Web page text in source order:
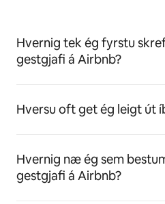
Hvernig tek ég fyrstu
gestgjafi á Airbnb?
Hversu oft get ég leigt út
Hvernig næ ég sem
gestgjafi á Airbnb?